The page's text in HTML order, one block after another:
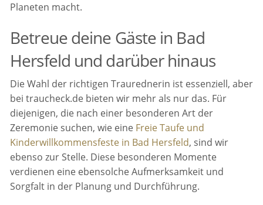
Planeten macht.
Betreue deine Gäste in Bad
Hersfeld und darüber hinaus
Die Wahl der richtigen Traurednerin ist essenziell, aber
bei traucheck.de bieten wir mehr als nur das. Für
diejenigen, die nach einer besonderen Art der
Zeremonie suchen, wie eine Freie Taufe und
Kinderwillkommensfeste in Bad Hersfeld, sind wir
ebenso zur Stelle. Diese besonderen Momente
verdienen eine ebensolche Aufmerksamkeit und
Sorgfalt in der Planung und Durchführung.